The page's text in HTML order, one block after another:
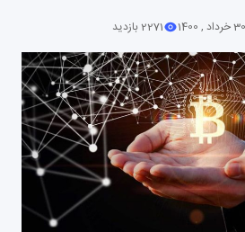
30 خرداد , 1400 2271 بازدید